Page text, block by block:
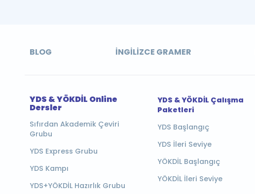
BLOG İNGILIZCE GRAMER
YDS & YÖKDİL Online
Dersler
Sıfırdan Akademik Çeviri
Grubu
YDS Express Grubu
YDS Kampı
YDS+YÖKDİL Hazırlık Grubu
YDS & YÖKDİL Çalışma
Paketleri
YDS Başlangıç
YDS İleri Seviye
YÖKDİL Başlangıç
YÖKDİL İleri Seviye